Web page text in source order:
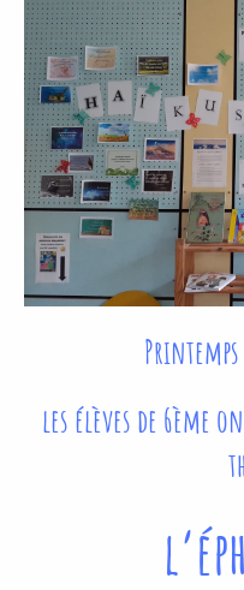
Printemps
les élèves de 6ème